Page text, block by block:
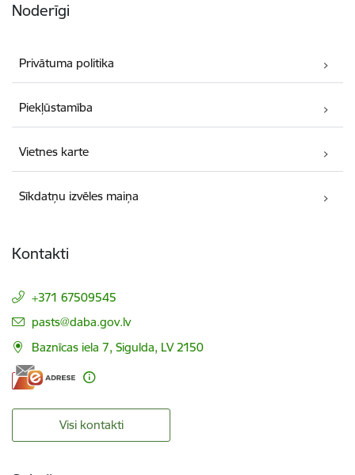
Noderīgi
Privātuma politika
Piekļūstamība
Vietnes karte
Sīkdatņu izvēles maiņa
Kontakti
+371 67509545
E-pasts:
pasts@daba.gov.lv
Baznīcas iela 7, Sigulda, LV 2150
Visi kontakti